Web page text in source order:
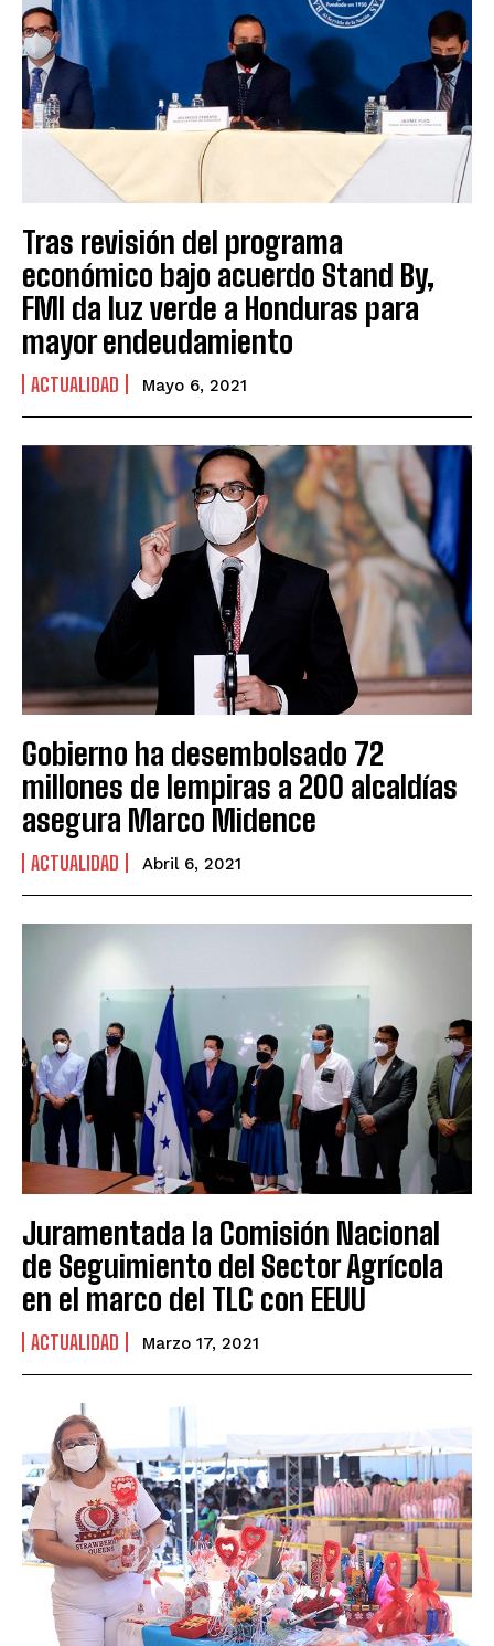
Tras revisión del programa
económico bajo acuerdo Stand By,
FMI da luz verde a Honduras para
mayor endeudamiento
ACTUALIDAD Mayo 6, 2021
Gobierno ha desembolsado 72
millones de lempiras a 200 alcaldías
asegura Marco Midence
ACTUALIDAD Abril 6, 2021
Juramentada la Comisión Nacional
de Seguimiento del Sector Agrícola
en el marco del TLC con EEUU
ACTUALIDAD Marzo 17, 2021